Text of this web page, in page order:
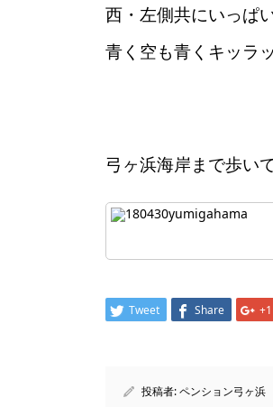
西・左側共にいっぱ
青く空も青くキッラ
弓ヶ浜海岸まで歩い
Tweet Share +1
投稿者:ペンション弓ヶ浜